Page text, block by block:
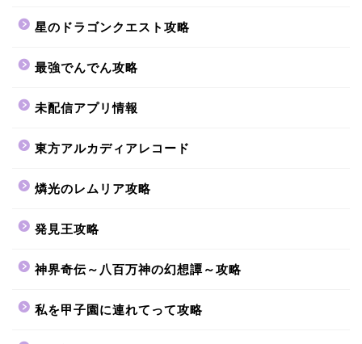
星のドラゴンクエスト攻略
最強でんでん攻略
未配信アプリ情報
東方アルカディアレコード
燐光のレムリア攻略
発見王攻略
神界奇伝～八百万神の幻想譚～攻略
私を甲子園に連れてって攻略